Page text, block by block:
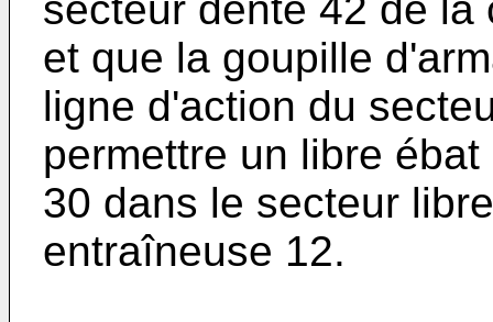
et que la goupille
ligne d'action du
permettre un libre
30 dans le secteur
entraîneuse 12.